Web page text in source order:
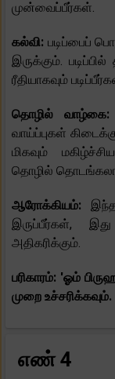
முன்வைப்பீர்கள்.
கல்வி: படிப்பைப்
இருக்கும்.
ரீதியாகவும்
தொழில் வாழ்கை:
வாய்ப்புகள்
மிகவும்
தொழில்
ஆரோக்கியம்:
இருப்பீர்கள்,
அதிகரிக்கும்.
பரிகாரம்: 'ஓம்
முறை உச்சரிக்கவும்.
எண் 4